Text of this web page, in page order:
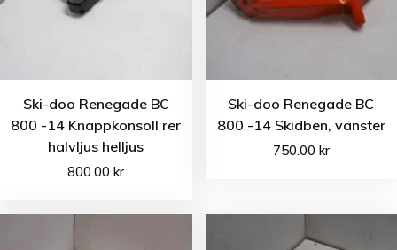
Ski-doo Renegade BC
800 -14 Knappkonsoll rer
halvljus helljus
800.00kr
Ski-doo Renegade BC
800 -14 Skidben, vänster
750.00 kr